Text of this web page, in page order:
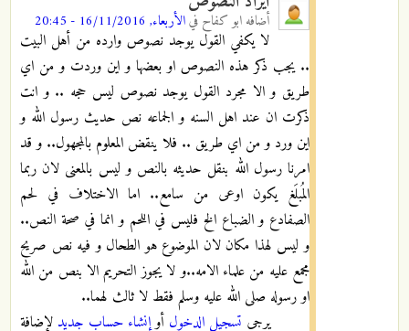
أضافه ابو كفاح فيالأربعاء, 16/11/2016 - 20:45
لا يكفي القول يوجد نصوص وارده من أهل البيت
.. يجب ذكر هذه النصوص او بعضها و اين وردت و من اي
طريق و الا مجرد القول يوجد نصوص ليس حجه .. و انت
ذكرت ان عند اهل السنه و الجماعه نص حديث رسول الله و
اين ورد و من اي طريق .. فلا ينقض المعلوم بالمجهول.. و قد
امرنا رسول الله بنقل حديثه بالنص و ليس بالمعنى لان ربما
المُبلَغ يكون اوعى من سامع.. اما الاختلاف في لحم
الصفادع و الضباع الخ فليس في اللحم و انما في صحة النص..
و ليس لهذا مكان لان الموضوع هو الطحال و فيه نص صريح
مجمع عليه من علماء الامه..و لا يجوز التحريم الا بنص من الله
او رسوله صلى الله عليه وسلم فقط لا ثالث لهما..
يرجى تسجيل الدخول أوإنشاء حساب جديد لإضافة